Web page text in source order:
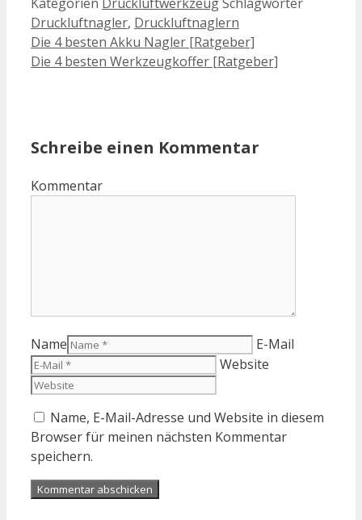
Druckluftnagler, Druckluftnaglern
Die 4 besten Akku Nagler [Ratgeber]
Die 4 besten Werkzeugkoffer [Ratgeber]
Schreibe einen Kommentar
Kommentar
Name
E-Mail
Website
Name, E-Mail-Adresse und Website in diesem
Browser für meinen nächsten Kommentar
speichern.